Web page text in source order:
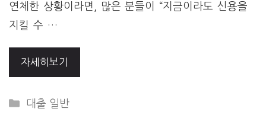
연체한 상황이라면, 많은 분들이 “지금이라도 신용을
지킬 수 …
자세히보기
Categories
대출 일반